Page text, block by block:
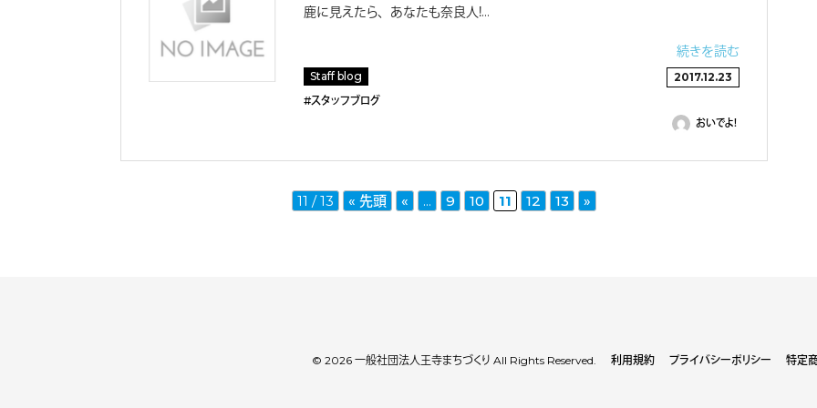
鹿に見えたら、あなたも奈良人！…
続きを読む
Staff blog
#スタッフブログ
2017.12.23
おいでよ！
11 / 13 « 先頭 « ... 9 10 11 12 13 »
© 2026 一般社団法人王寺まちづくり All Rights Reserved. 利用規約 プライバシーポリシー 特定